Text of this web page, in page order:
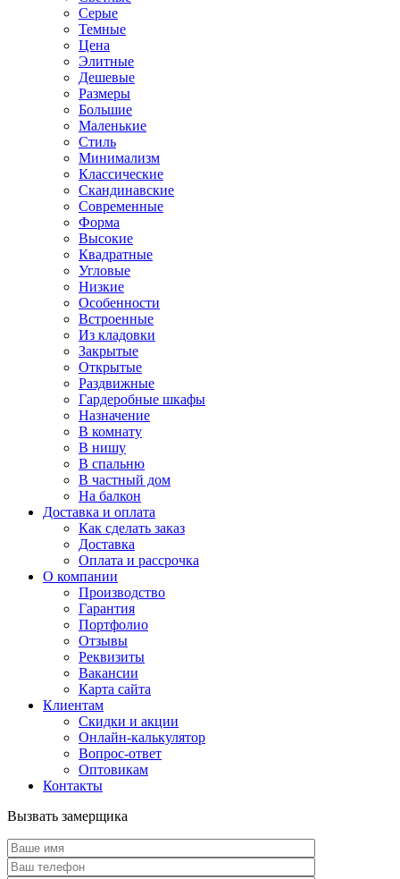
Серые
Темные
Цена
Элитные
Дешевые
Размеры
Большие
Маленькие
Стиль
Минимализм
Классические
Скандинавские
Современные
Форма
Высокие
Квадратные
Угловые
Низкие
Особенности
Встроенные
Из кладовки
Закрытые
Открытые
Раздвижные
Гардеробные шкафы
Назначение
В комнату
В нишу
В спальню
В частный дом
На балкон
Доставка и оплата
Как сделать заказ
Доставка
Оплата и рассрочка
О компании
Производство
Гарантия
Портфолио
Отзывы
Реквизиты
Вакансии
Карта сайта
Клиентам
Скидки и акции
Онлайн-калькулятор
Вопрос-ответ
Оптовикам
Контакты
Вызвать замерщика